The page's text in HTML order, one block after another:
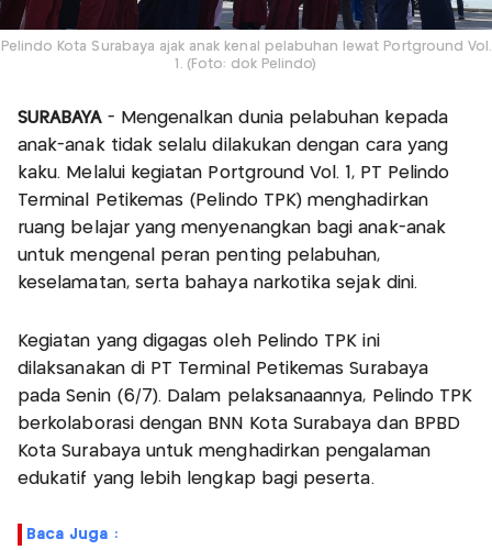
Pelindo Kota Surabaya ajak anak kenal pelabuhan lewat Portground Vol.
1. (Foto: dok Pelindo)
SURABAYA - Mengenalkan dunia pelabuhan kepada
anak-anak tidak selalu dilakukan dengan cara yang
kaku. Melalui kegiatan Portground Vol. 1, PT Pelindo
Terminal Petikemas (Pelindo TPK) menghadirkan
ruang belajar yang menyenangkan bagi anak-anak
untuk mengenal peran penting pelabuhan,
keselamatan, serta bahaya narkotika sejak dini.
Kegiatan yang digagas oleh Pelindo TPK ini
dilaksanakan di PT Terminal Petikemas Surabaya
pada Senin (6/7). Dalam pelaksanaannya, Pelindo TPK
berkolaborasi dengan BNN Kota Surabaya dan BPBD
Kota Surabaya untuk menghadirkan pengalaman
edukatif yang lebih lengkap bagi peserta.
Baca Juga :